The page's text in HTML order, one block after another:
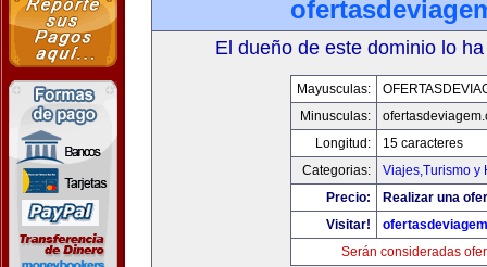
El dueño de este dominio lo
Mayusculas:
Minusculas:
Longitud:
15 caracteres
Categorias:
Viajes,Turismo y
Precio:
Realizar una
Visitar!
Serán consideradas